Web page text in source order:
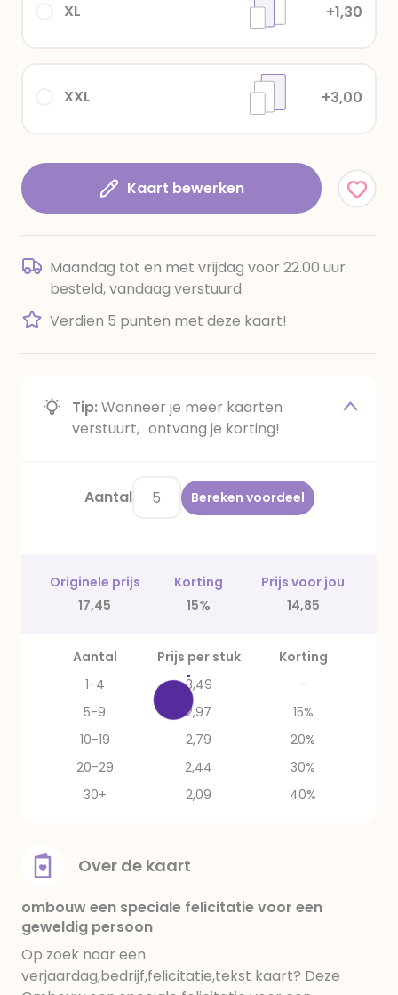
XXL +3,00
XL +1,30
Kaart bewerken
Maandag tot en met vrijdag voor 22.00 uur
besteld, vandaag verstuurd.
Verdien 5 punten met deze kaart!
Tip:Wanneer je meer kaarten
verstuurt, ontvang je korting!
Aantal Bereken voordeel
Originele prijs Korting
Prijs voor jou
17,45
15% 14,85
Aantal Prijs per stuk
Korting
1-4
3,49
-
5-9
2,97
15%
10-19
2,79
20%
20-29
2,44
30%
30+
2,09 40%
Over de kaart
ombouw een speciale felicitatie voor een
geweldig persoon
Op zoek naar een
verjaardag,bedrijf,felicitatie,tekst kaart? Deze